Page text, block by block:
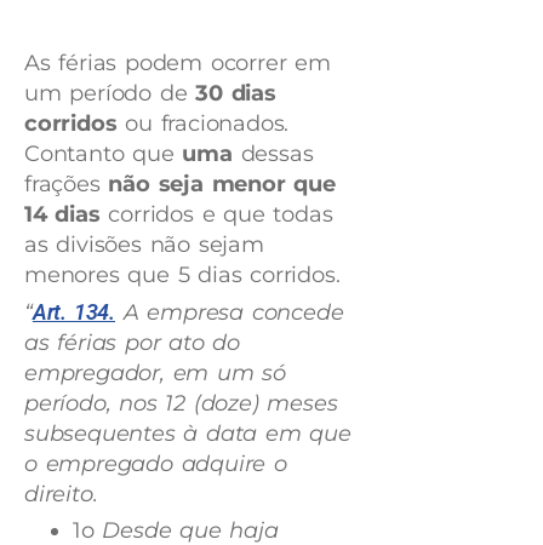
As férias podem ocorrer em
um período de30 dias
corridos ou fracionados.
Contanto que uma dessas
frações não seja menor que
14 dias corridos e que todas
as divisões não sejam
menores que 5 dias corridos.
“Art. 134. A empresa concede
as férias por ato do
empregador, em um só
período, nos 12 (doze) meses
subsequentes à data em que
o empregado adquire o
direito.
1o Desde que haja